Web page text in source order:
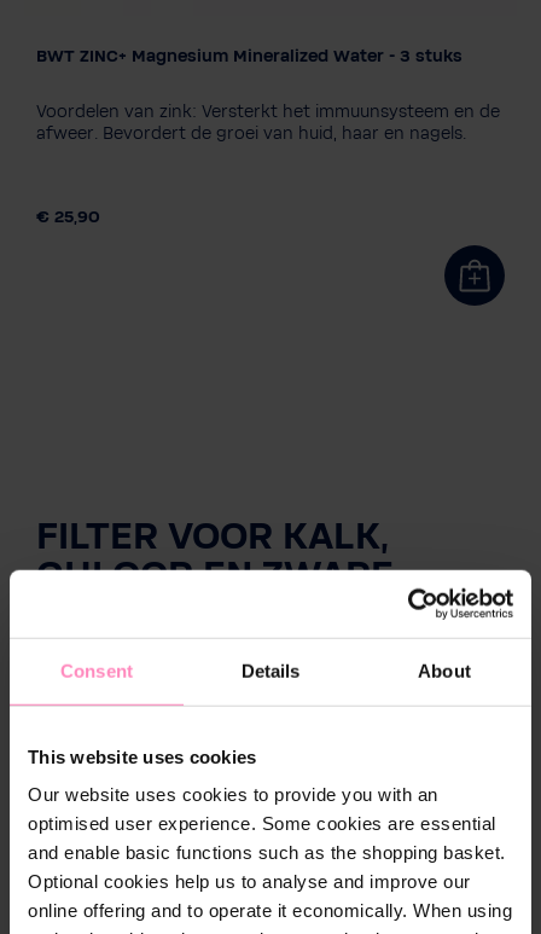
Consent Details About
This website uses cookies
Our website uses cookies to provide you with an
optimised user experience. Some cookies are essential
and enable basic functions such as the shopping basket.
Optional cookies help us to analyse and improve our
online offering and to operate it economically. When using
Filtertechnologie
Silicate+Magnesium
Verpakkingseenheid
BWT ZINC+ Magnesium Mineralized Water - 3 stuks
Voordelen van zink: Versterkt het immuunsysteem en de
afweer. Bevordert de groei van huid, haar en nagels.
€ 25,90
FILTER VOOR KALK,
CHLOOR EN ZWARE